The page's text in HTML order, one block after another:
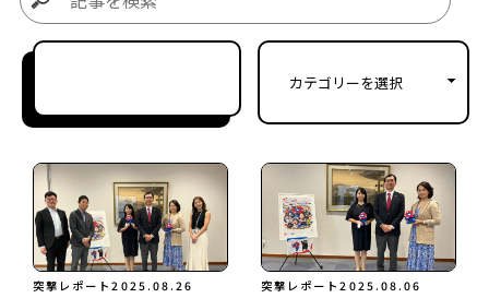
突撃レポート2025.08.26 突撃レポート2025.08.06